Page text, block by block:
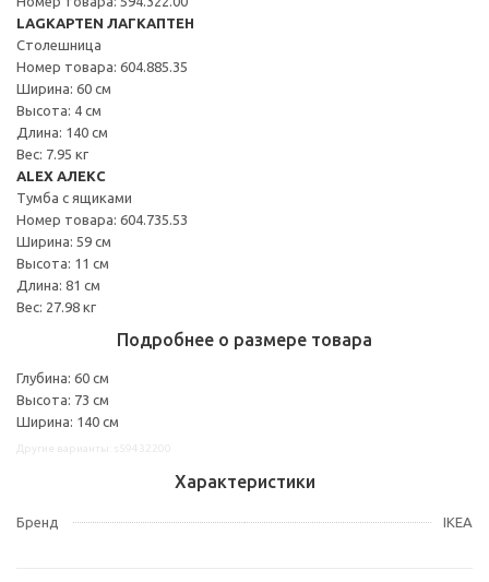
LAGKAPTEN ЛАГКАПТЕН
Столешница
Номер товара: 604.885.35
Ширина: 60 см
Высота: 4 см
Длина: 140 см
Вес: 7.95 кг
ALEX АЛЕКС
Тумба с ящиками
Номер товара: 604.735.53
Ширина: 59 см
Высота: 11 см
Длина: 81 см
Вес: 27.98 кг
Подробнее о размере товара
Глубина: 60 см
Высота: 73 см
Ширина: 140 см
Характеристики
Бренд IKEA